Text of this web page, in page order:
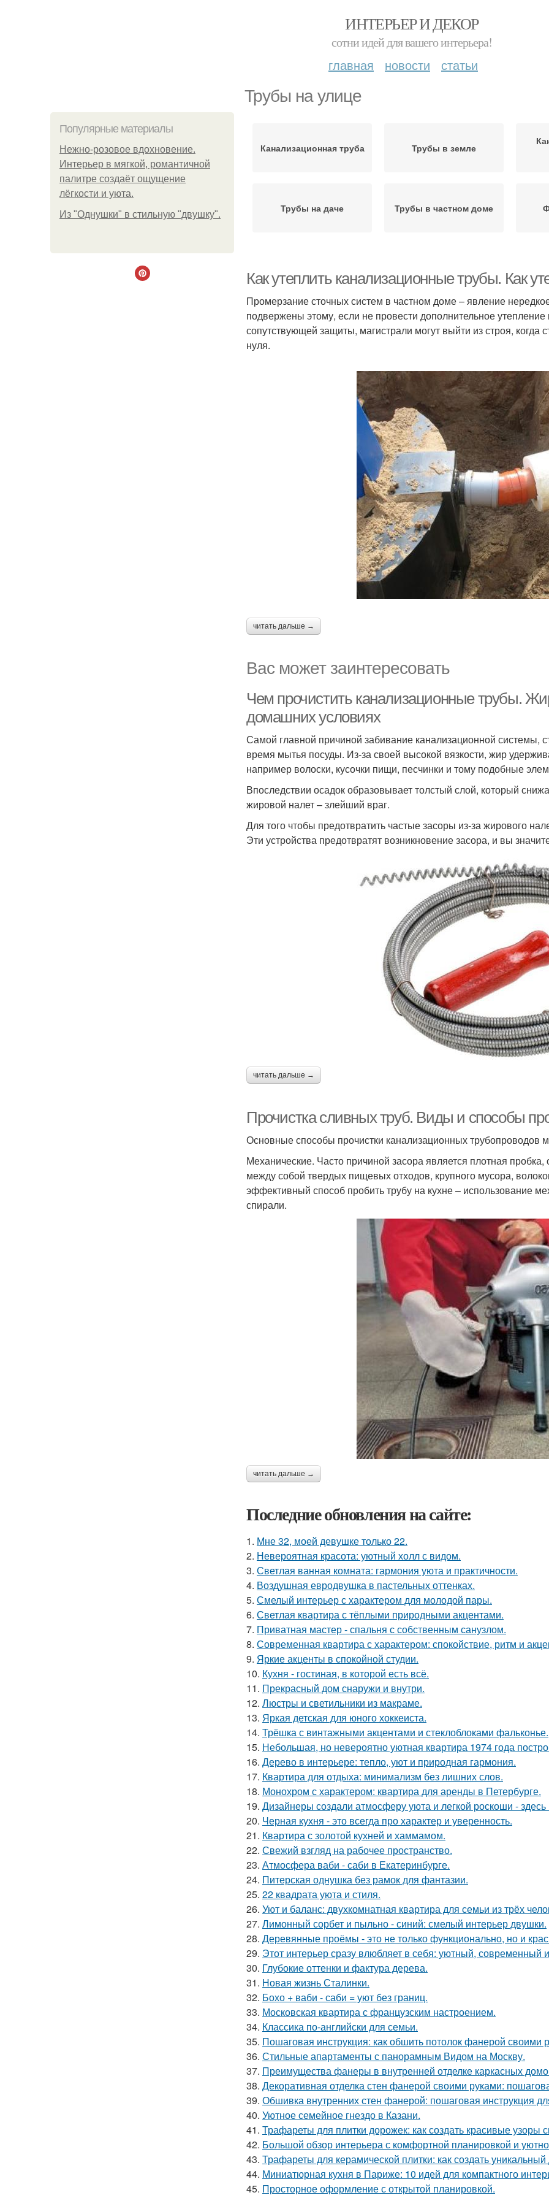
ИНТЕРЬЕР И ДЕКОР
сотни идей для вашего интерьера!
главная новости статьи
Трубы на улице
Популярные материалы
Нежно-розовое вдохновение.
Интерьер в мягкой, романтичной
палитре создаёт ощущение
лёгкости и уюта.
Из "Однушки" в стильную "двушку".
Канализационная труба Трубы в земле
Трубы на даче Трубы в частном доме
Как утеплить канализационные трубы. Как
Промерзание сточных систем в частном доме – явление
подвержены этому, если не провести дополнительное
сопутствующей защиты, магистрали могут выйти из строя, когда
нуля.
читать дальше →
Вас может заинтересовать
Чем прочистить канализационные трубы.
домашних условиях
Самой главной причиной забивание канализационной системы,
время мытья посуды. Из-за своей высокой вязкости, жир
например волоски, кусочки пищи, песчинки и тому подобные
Впоследствии осадок образовывает толстый слой, который
жировой налет – злейший враг.
Для того чтобы предотвратить частые засоры из-за жирового
Эти устройства предотвратят возникновение засора, и вы
читать дальше →
Прочистка сливных труб. Виды и способы
Основные способы прочистки канализационных трубопроводов
Механические. Часто причиной засора является плотная
между собой твердых пищевых отходов, крупного мусора,
эффективный способ пробить трубу на кухне – использование
спирали.
читать дальше →
Последние обновления на сайте:
1. Мне 32, моей девушке только 22.
2. Невероятная красота: уютный холл с видом.
3. Светлая ванная комната: гармония уюта и практичности.
4. Воздушная евродвушка в пастельных оттенках.
5. Смелый интерьер с характером для молодой пары.
6. Светлая квартира с тёплыми природными акцентами.
7. Приватная мастер - спальня с собственным санузлом.
8. Современная квартира с характером: спокойствие, ритм и
9. Яркие акценты в спокойной студии.
10. Кухня - гостиная, в которой есть всё.
11. Прекрасный дом снаружи и внутри.
12. Люстры и светильники из макраме.
13. Яркая детская для юного хоккеиста.
14. Трёшка с винтажными акцентами и стеклоблоками фальконье.
15. Небольшая, но невероятно уютная квартира 1974 года
16. Дерево в интерьере: тепло, уют и природная гармония.
17. Квартира для отдыха: минимализм без лишних слов.
18. Монохром с характером: квартира для аренды в Петербурге.
19. Дизайнеры создали атмосферу уюта и легкой роскоши -
20. Черная кухня - это всегда про характер и уверенность.
21. Квартира с золотой кухней и хаммамом.
22. Свежий взгляд на рабочее пространство.
23. Атмосфера ваби - саби в Екатеринбурге.
24. Питерская однушка без рамок для фантазии.
25. 22 квадрата уюта и стиля.
26. Уют и баланс: двухкомнатная квартира для семьи из трёх
27. Лимонный сорбет и пыльно - синий: смелый интерьер двушки.
28. Деревянные проёмы - это не только функционально, но и
29. Этот интерьер сразу влюбляет в себя: уютный, современный
30. Глубокие оттенки и фактура дерева.
31. Новая жизнь Сталинки.
32. Бохо + ваби - саби = уют без границ.
33. Московская квартира с французским настроением.
34. Классика по-английски для семьи.
35. Пошаговая инструкция: как обшить потолок фанерой своими
36. Стильные апартаменты с панорамным Видом на Москву.
37. Преимущества фанеры в внутренней отделке каркасных
38. Декоративная отделка стен фанерой своими руками:
39. Обшивка внутренних стен фанерой: пошаговая инструкция
40. Уютное семейное гнездо в Казани.
41. Трафареты для плитки дорожек: как создать красивые узоры
42. Большой обзор интерьера с комфортной планировкой и
43. Трафареты для керамической плитки: как создать уникальный
44. Миниатюрная кухня в Париже: 10 идей для компактного
45. Просторное оформление с открытой планировкой.